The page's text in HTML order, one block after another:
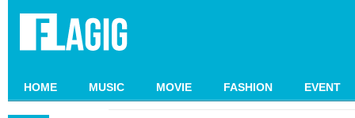
HOME MUSIC MOVIE FASHION EVENT